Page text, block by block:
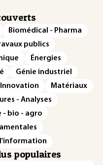
Biomédical - Pharma
publics
Énergies
Génie industriel
Innovation
Matériaux
- Analyses
- bio - agro
populaires